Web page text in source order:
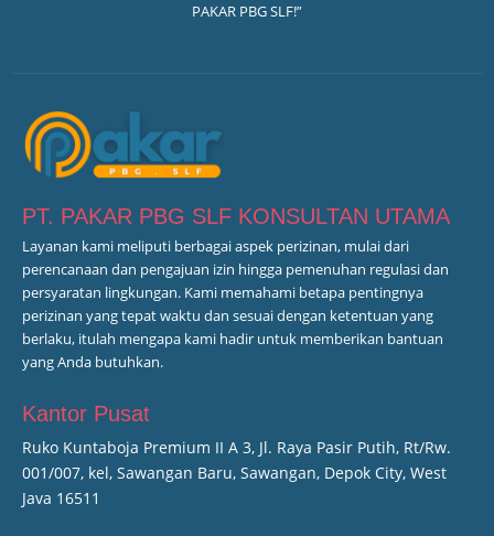
PAKAR PBG SLF!”
PT. PAKAR PBG SLF KONSULTAN UTAMA
Layanan kami meliputi berbagai aspek perizinan, mulai dari
perencanaan dan pengajuan izin hingga pemenuhan regulasi dan
persyaratan lingkungan. Kami memahami betapa pentingnya
perizinan yang tepat waktu dan sesuai dengan ketentuan yang
berlaku, itulah mengapa kami hadir untuk memberikan bantuan
yang Anda butuhkan.
Kantor Pusat
Ruko Kuntaboja Premium II A 3, Jl. Raya Pasir Putih, Rt/Rw.
001/007, kel, Sawangan Baru, Sawangan, Depok City, West
Java 16511